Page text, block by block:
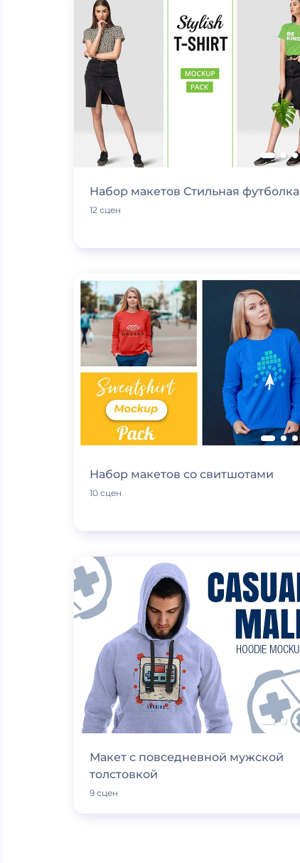
Набор макетов Стильная футболка
12 сцен
Набор макетов со свитшотами
10 сцен
Макет с повседневной мужской
толстовкой
9 сцен